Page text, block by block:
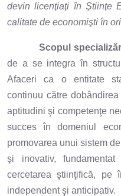
devin licenţiaţi în Ştiinţe
calitate de economişti în
Scopul
de a se integra în
Afaceri ca o entitate
continuu către
aptitudini şi competenţe
succes în domeniul
promovarea unui sistem
şi inovativ,
cercetarea ştiinţifică, pe
independent şi anticipativ.